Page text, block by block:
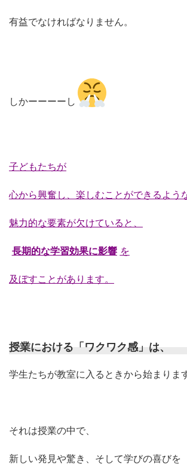
有益でなければなりません。
しかーーーーし
子どもたちが
心から興奮し、楽しむことができるよう
魅力的な要素が欠けていると、
長期的な学習効果に影響 を
及ぼすことがあります。
授業における「ワクワク感」は、
学生たちが教室に入るときから始まります
それは授業の中で、
新しい発見や驚き、そして学びの喜びを